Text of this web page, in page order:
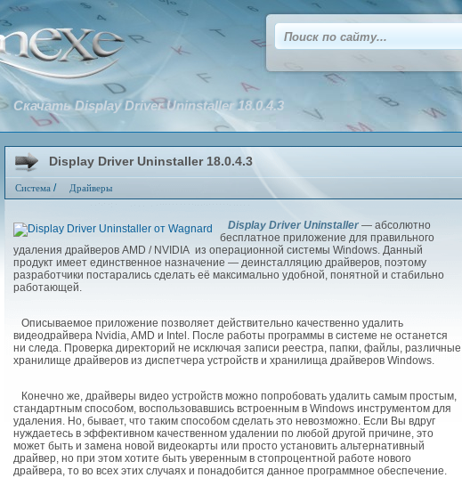
Display Driver Uninstaller 18.0.4.3
Система / Драйверы
Скачать Display Driver Uninstaller 18.0.4.3
Display Driver Uninstaller — абсолютно
бесплатное приложение для правильного
удаления драйверов AMD / NVIDIA из операционной системы Windows. Данный
продукт имеет единственное назначение — деинсталляцию драйверов, поэтому
разработчики постарались сделать её максимально удобной, понятной и стабильно
работающей.
Описываемое приложение позволяет действительно качественно удалить
видеодрайвера Nvidia, AMD и Intel. После работы программы в системе не останется
ни следа. Проверка директорий не исключая записи реестра, папки, файлы, различные
хранилище драйверов из диспетчера устройств и хранилища драйверов Windows.
Конечно же, драйверы видео устройств можно попробовать удалить самым простым,
стандартным способом, воспользовавшись встроенным в Windows инструментом для
удаления. Но, бывает, что таким способом сделать это невозможно. Если Вы вдруг
нуждаетесь в эффективном качественном удалении по любой другой причине, это
может быть и замена новой видеокарты или просто установить альтернативный
драйвер, но при этом хотите быть уверенным в стопроцентной работе нового
драйвера, то во всех этих случаях и понадобится данное программное обеспечение.